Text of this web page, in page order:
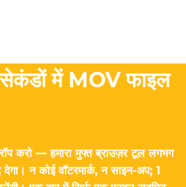
में MOV फाइल
करो — हमारा मुफ्त ब्राउज़र टूल लगभग
न कोई वॉटरमार्क, न साइन-अप; 1